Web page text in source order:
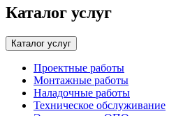
Каталог услуг
Каталог услуг
Проектные работы
Монтажные работы
Наладочные работы
Техническое обслуживание